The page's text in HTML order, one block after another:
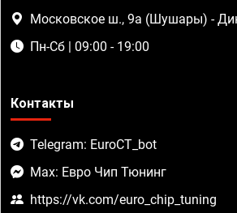
Московское ш., 9а (Шушары) -
Пн-Сб | 09:00 - 19:00
Контакты
Telegram: EuroCT_bot
Max: Евро Чип Тюнинг
https://vk.com/euro_chip_tuning